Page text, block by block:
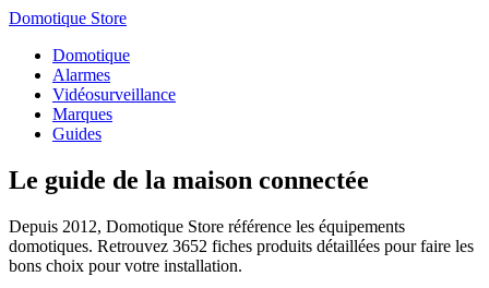
Domotique Store
Domotique
Alarmes
Vidéosurveillance
Marques
Guides
Le guide de la maison connectée
Depuis 2012, Domotique Store référence les équipements
domotiques. Retrouvez 3652 fiches produits détaillées pour faire les
bons choix pour votre installation.